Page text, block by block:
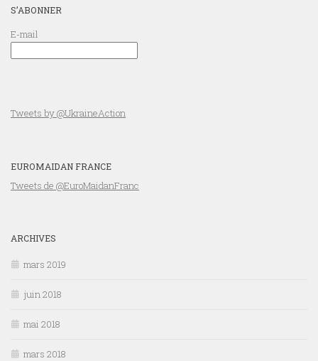
S’ABONNER
E-mail
Tweets by @UkraineAction
EUROMAIDAN FRANCE
Tweets de @EuroMaidanFranc
ARCHIVES
mars 2019
juin 2018
mai 2018
mars 2018